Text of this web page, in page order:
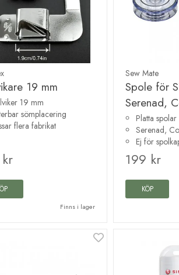
19 mm
19 mm
sömplacering
flera fabrikat
Finns i lager
Sew Mate
Spole för
Serenad,
Platta spolar
Serenad,
Ej för
199 kr
KÖP